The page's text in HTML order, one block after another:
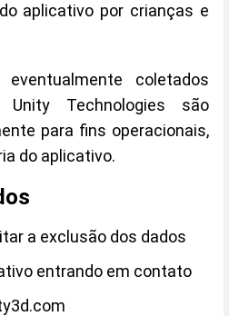
aplicativo por crianças e
coletados
Technologies são
para fins operacionais,
do aplicativo.
a exclusão dos dados
entrando em contato